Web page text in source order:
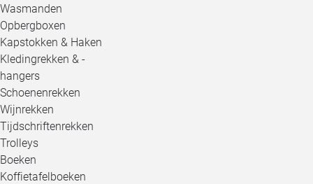
Wasmanden
Opbergboxen
Kapstokken & Haken
Kledingrekken & -
hangers
Schoenenrekken
Wijnrekken
Tijdschriftenrekken
Trolleys
Boeken
Koffietafelboeken